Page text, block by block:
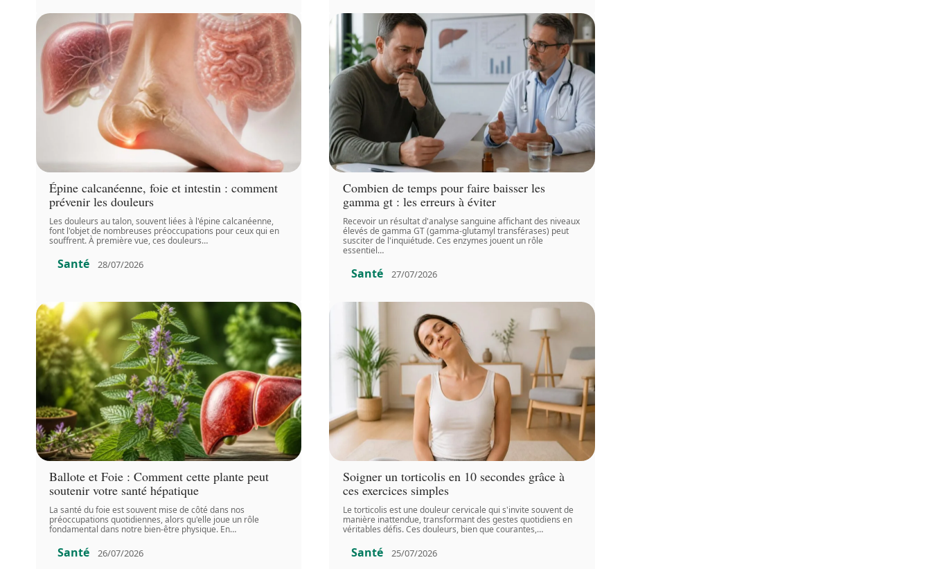
Épine calcanéenne, foie et intestin : comment
prévenir les douleurs
Les douleurs au talon, souvent liées à l'épine calcanéenne,
font l'objet de nombreuses préoccupations pour ceux qui en
souffrent. À première vue, ces douleurs…
Santé 28/07/2026
Combien de temps pour faire baisser les
gamma gt : les erreurs à éviter
Recevoir un résultat d'analyse sanguine affichant des niveaux
élevés de gamma GT (gamma-glutamyl transférases) peut
susciter de l'inquiétude. Ces enzymes jouent un rôle
essentiel…
Santé 27/07/2026
Ballote et Foie : Comment cette plante peut
soutenir votre santé hépatique
La santé du foie est souvent mise de côté dans nos
préoccupations quotidiennes, alors qu'elle joue un rôle
fondamental dans notre bien-être physique. En…
Santé 26/07/2026
Soigner un torticolis en 10 secondes grâce à
ces exercices simples
Le torticolis est une douleur cervicale qui s'invite souvent de
manière inattendue, transformant des gestes quotidiens en
véritables défis. Ces douleurs, bien que courantes,…
Santé 25/07/2026